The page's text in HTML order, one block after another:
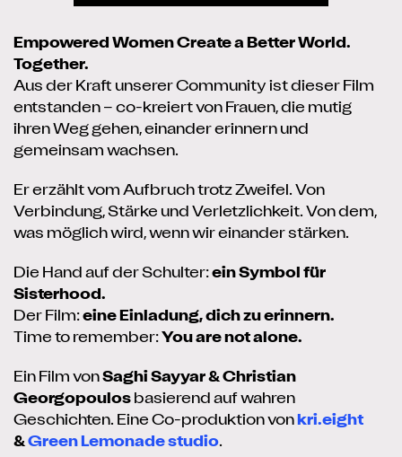
Empowered Women Create a Better World.
Together.
Aus der Kraft unserer Community ist dieser Film
entstanden – co-kreiert von Frauen, die mutig
ihren Weg gehen, einander erinnern und
gemeinsam wachsen.
Er erzählt vom Aufbruch trotz Zweifel. Von
Verbindung, Stärke und Verletzlichkeit. Von dem,
was möglich wird, wenn wir einander stärken.
Die Hand auf der Schulter: ein Symbol für
Sisterhood.
Der Film: eine Einladung, dich zu erinnern.
Time to remember: You are not alone.
Ein Film von Saghi Sayyar & Christian
Georgopoulos basierend auf wahren
Geschichten. Eine Co-produktion von kri.eight
& Green Lemonade studio.